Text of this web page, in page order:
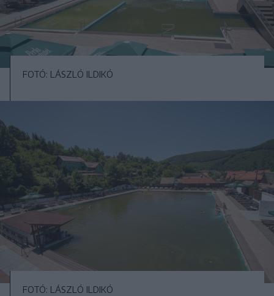
FOTÓ: LÁSZLÓ ILDIKÓ
FOTÓ: LÁSZLÓ ILDIKÓ